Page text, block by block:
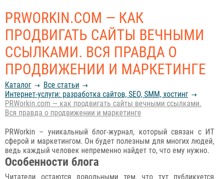
PRWORKIN.COM — КАК
ПРОДВИГАТЬ САЙТЫ ВЕЧНЫМИ
ССЫЛКАМИ. ВСЯ ПРАВДА О
ПРОДВИЖЕНИИ И МАРКЕТИНГЕ
Каталог
Все статьи
Интернет-услуги: разработка сайтов, SEO, SMM, хостинг
PRWorkin.com — как продвигать сайты вечными ссылками.
Вся правда о продвижении и маркетинге
PRWorkin – уникальный блог-журнал, который связан с ИТ
сферой и маркетингом. Он будет полезным для многих людей,
ведь каждый человек непременно найдет то, что ему нужно.
Особенности блога
Читатели остаются довольными тем, что тут публикуется